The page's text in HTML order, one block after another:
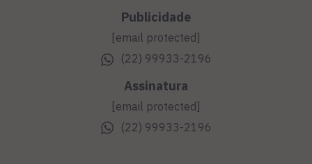
Publicidade
[email protected]
(22) 99933-2196
Assinatura
[email protected]
(22) 99933-2196